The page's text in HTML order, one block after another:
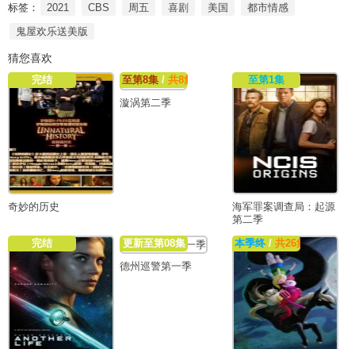
标签： 2021 CBS 周五 喜剧 美国
都市情感
鬼屋欢乐送美版
猜您喜欢
完结
奇妙的历史
至第8集 /共8集
漩涡第二季
至第1集
海军罪案调查局：起源
第二季
完结
更新至第08集
德州巡警第一季
本季终/ 共26集